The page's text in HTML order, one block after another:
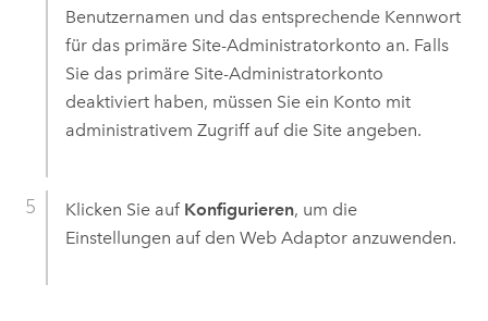
Benutzernamen und das entsprechende Kennwort
für das primäre Site-Administratorkonto an. Falls
Sie das primäre Site-Administratorkonto
deaktiviert haben, müssen Sie ein Konto mit
administrativem Zugriff auf die Site angeben.
Klicken Sie auf Konfigurieren, um die
Einstellungen auf den Web Adaptor anzuwenden.